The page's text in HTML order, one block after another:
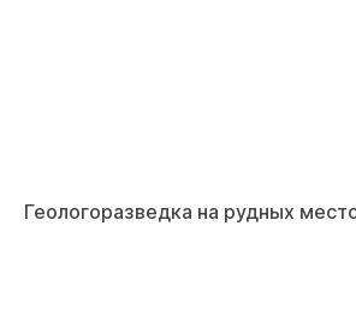
Геологоразведка на рудных